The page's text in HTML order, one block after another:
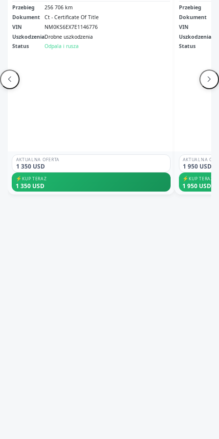
Przebieg
256 706 km
Dokument
Ct - Certificate Of Title
VIN
NM0KS6EX7E1146776
UszkodzeniaDrobne uszkodzenia
Status
Odpala i rusza
AKTUALNA OFERTA
1 350 USD
⚡KUP TERAZ
1 350 USD
Przebieg
Dokument
VIN
Uszkodzenia
Status
AKTUALNA
1 950 USD
⚡KUP TERAZ
1 950 USD